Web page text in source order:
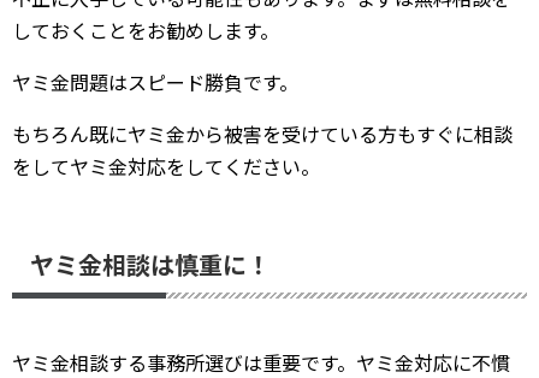
しておくことをお勧めします。
ヤミ金問題はスピード勝負です。
もちろん既にヤミ金から被害を受けている方もすぐに相談
をしてヤミ金対応をしてください。
ヤミ金相談は慎重に！
ヤミ金相談する事務所選びは重要です。ヤミ金対応に不慣